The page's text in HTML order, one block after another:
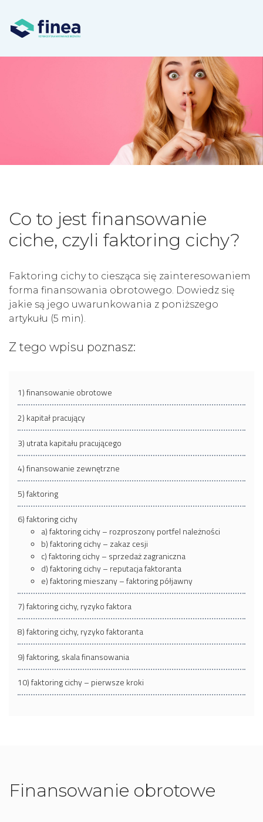
Co to jest finansowanie
ciche, czyli faktoring cichy?
Faktoring cichy to ciesząca się zainteresowaniem
forma finansowania obrotowego. Dowiedz się
jakie są jego uwarunkowania z poniższego
artykułu (5 min).
Z tego wpisu poznasz:
1) finansowanie obrotowe
2) kapitał pracujący
3) utrata kapitału pracującego
4) finansowanie zewnętrzne
5) faktoring
6) faktoring cichy
a) faktoring cichy – rozproszony portfel należności
b) faktoring cichy – zakaz cesji
c) faktoring cichy – sprzedaż zagraniczna
d) faktoring cichy – reputacja faktoranta
e) faktoring mieszany – faktoring półjawny
7) faktoring cichy, ryzyko faktora
8) faktoring cichy, ryzyko faktoranta
9) faktoring, skala finansowania
10) faktoring cichy – pierwsze kroki
Finansowanie obrotowe